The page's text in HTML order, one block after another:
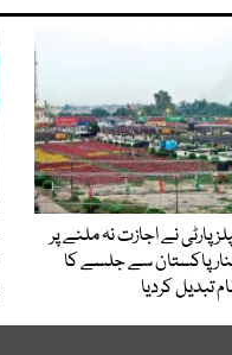
نے اجازت نہ ملنے پر
پاکستان سے جلسے کا
تبدیل کردیا